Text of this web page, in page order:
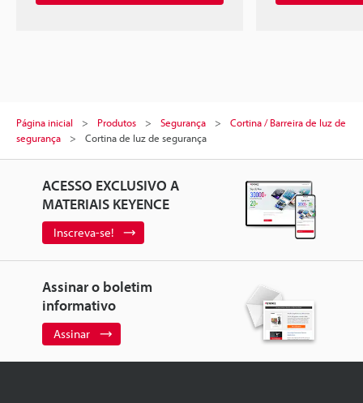
Página inicial Produtos Segurança
Cortina / Barreira de luz de
segurança
Cortina de luz de segurança
ACESSO EXCLUSIVO A
MATERIAIS KEYENCE
Inscreva-se!
Assinar o boletim
informativo
Assinar